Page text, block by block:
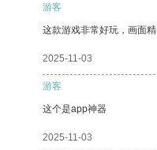
游客
这款游戏非常好玩，画面
2025-11-03
游客
这个是app神器
2025-11-03